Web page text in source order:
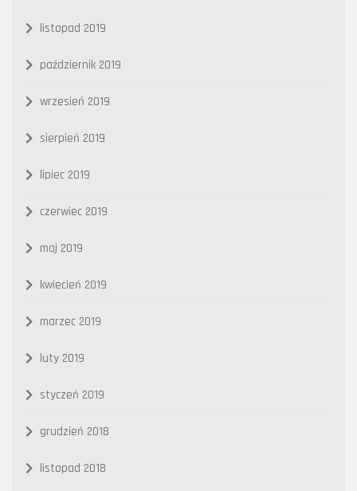
listopad 2019
październik 2019
wrzesień 2019
sierpień 2019
lipiec 2019
czerwiec 2019
maj 2019
kwiecień 2019
marzec 2019
luty 2019
styczeń 2019
grudzień 2018
listopad 2018